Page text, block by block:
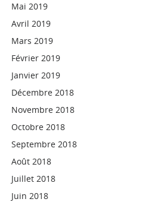
Mai 2019
Avril 2019
Mars 2019
Février 2019
Janvier 2019
Décembre 2018
Novembre 2018
Octobre 2018
Septembre 2018
Août 2018
Juillet 2018
Juin 2018